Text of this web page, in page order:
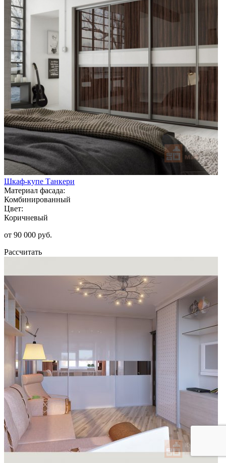
Шкаф-купе Танкери
Материал фасада:
Комбинированный
Цвет:
Коричневый
от 90 000 руб.
Рассчитать